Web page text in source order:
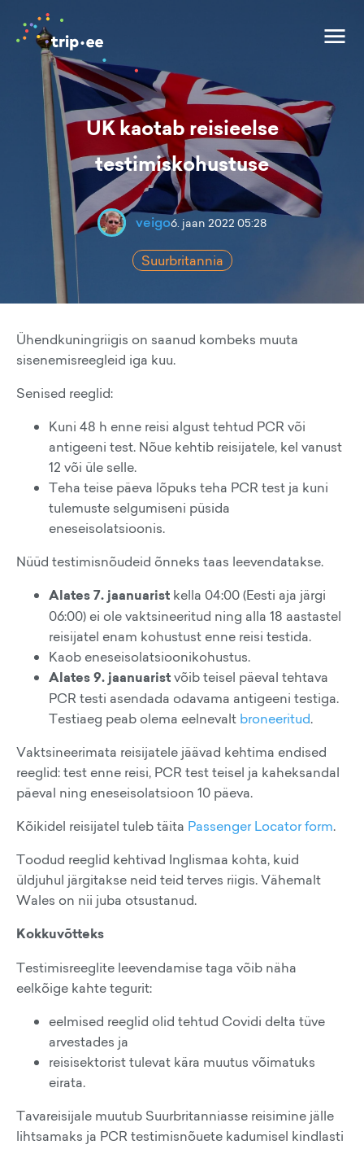
UK kaotab reisieelse
testimiskohustuse
veigo6. jaan 2022 05:28
Suurbritannia
Ühendkuningriigis on saanud kombeks muuta
sisenemisreegleid iga kuu.
Senised reeglid:
Kuni 48 h enne reisi algust tehtud PCR või
antigeeni test. Nõue kehtib reisijatele, kel vanust
12 või üle selle.
Teha teise päeva lõpuks teha PCR test ja kuni
tulemuste selgumiseni püsida
eneseisolatsioonis.
Nüüd testimisnõudeid õnneks taas leevendatakse.
Alates 7. jaanuarist kella 04:00 (Eesti aja järgi
06:00) ei ole vaktsineeritud ning alla 18 aastastel
reisijatel enam kohustust enne reisi testida.
Kaob eneseisolatsioonikohustus.
Alates 9. jaanuaristvõib teisel päeval tehtava
PCR testi asendada odavama antigeeni testiga.
Testiaeg peab olema eelnevalt broneeritud.
Vaktsineerimata reisijatele jäävad kehtima endised
reeglid: test enne reisi, PCR test teisel ja kaheksandal
päeval ning eneseisolatsioon 10 päeva.
Kõikidel reisijatel tuleb täita Passenger Locator form.
Toodud reeglid kehtivad Inglismaa kohta, kuid
üldjuhul järgitakse neid teid terves riigis. Vähemalt
Wales on nii juba otsustanud.
Kokkuvõtteks
Testimisreeglite leevendamise taga võib näha
eelkõige kahte tegurit:
eelmised reeglid olid tehtud Covidi delta tüve
arvestades ja
reisisektorist tulevat kära muutus võimatuks
eirata.
Tavareisijale muutub Suurbritanniasse reisimine jälle
lihtsamaks ja PCR testimisnõuete kadumisel kindlasti